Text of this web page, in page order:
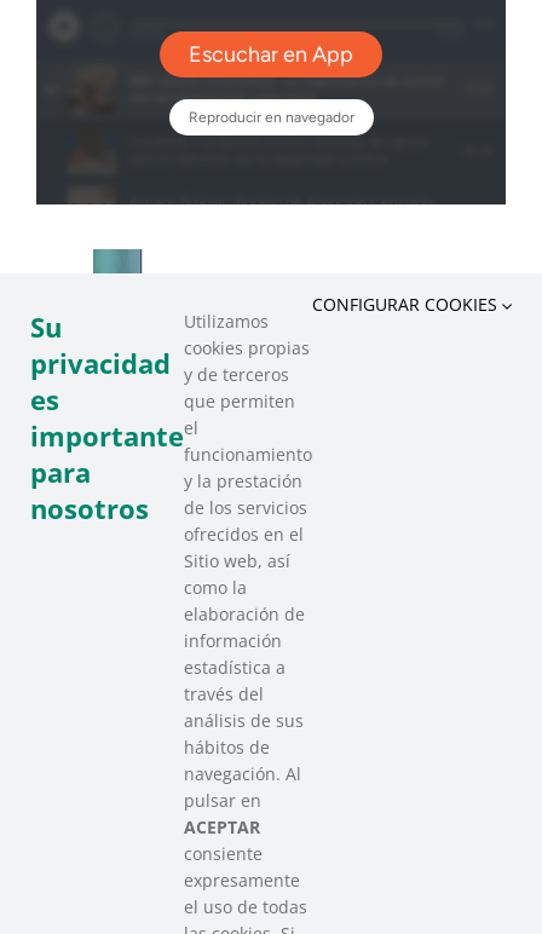
SAREEN SAREA
Asociación que agrupa a las redes
del Tercer Sector Social en Euskadi
Contacto
info@sareensarea.eu
Su
privacidad
es
importante
para
nosotros
Utilizamos
cookies propias
y de terceros
que permiten
el
funcionamiento
y la prestación
de los servicios
ofrecidos en el
Sitio web, así
como la
elaboración de
información
estadística a
través del
análisis de sus
hábitos de
navegación. Al
pulsar en
ACEPTAR
consiente
expresamente
el uso de todas
CONFIGURAR COOKIES